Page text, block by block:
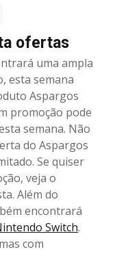
ofertas
uma ampla
esta semana
Aspargos
promoção pode
semana. Não
do Aspargos
Se quiser
veja o
Além do
encontrará
Switch.
com